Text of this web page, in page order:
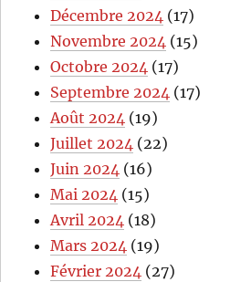
Décembre 2024 (17)
Novembre 2024 (15)
Octobre 2024 (17)
Septembre 2024 (17)
Août 2024 (19)
Juillet 2024 (22)
Juin 2024 (16)
Mai 2024 (15)
Avril 2024 (18)
Mars 2024 (19)
Février 2024 (27)